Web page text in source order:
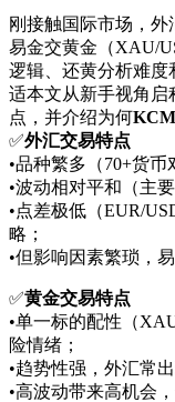
刚接触国际市场，
易金交黄金（XAU/
逻辑、还黄分析难度
适本文从新手视角启
点，并介绍为何
✅外汇交易特点
•品种繁多（70+货
•波动相对平和（主
•点差极低（EUR/
略；
•但影响因素繁琐，
✅黄金交易特点
•单一标的配性（
险情绪；
•趋势性强，外汇常
•高波动带来高机会